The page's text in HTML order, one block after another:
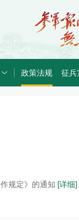
政策法规 征
规定》的通知 [详细]